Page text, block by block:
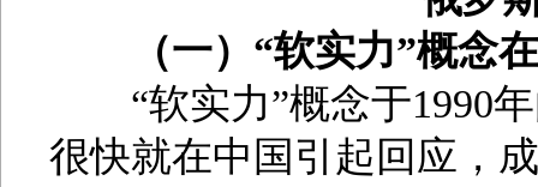
（一）“软实力”概念
“软实力”概念于1990年
很快就在中国引起回应，